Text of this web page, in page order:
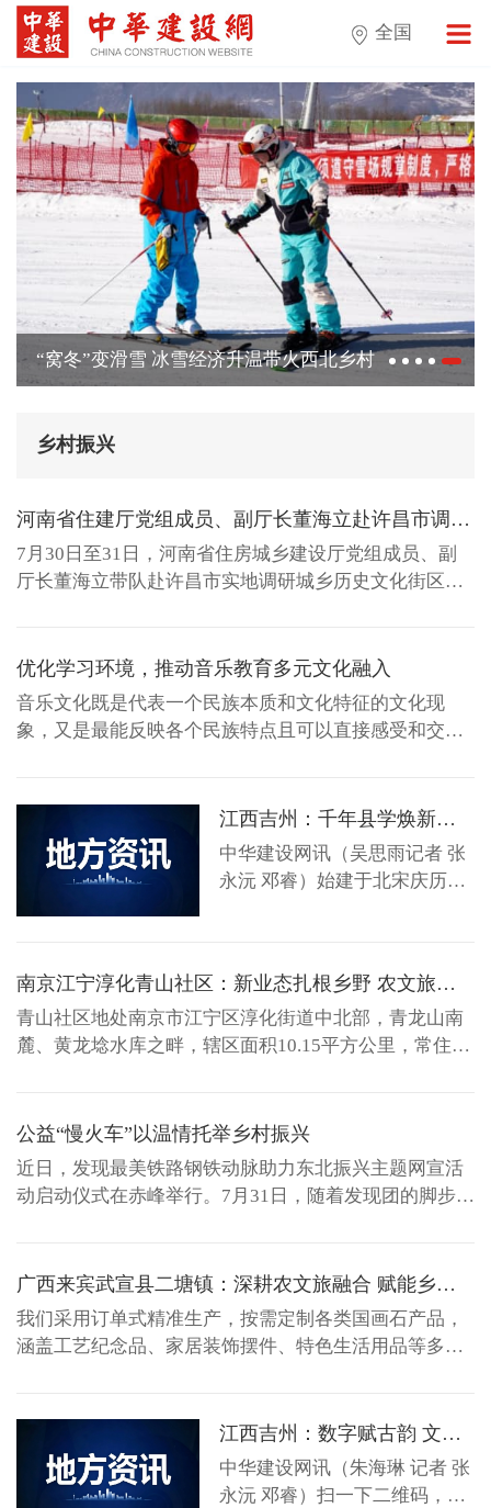
全国
“窝冬”变滑雪 冰雪经济升温带火西北乡村
乡村振兴
河南省住建厅党组成员、副厅长董海立赴许昌市调研历史文化保护传承工作
7月30日至31日，河南省住房城乡建设厅党组成员、副
厅长董海立带队赴许昌市实地调研城乡历史文化街区、
调，要提高政治站位，深入学习贯彻习近平总书记在河
南考察时的重要讲话精神和关于历史文化保护传承的重
要指示批示精神，...
优化学习环境，推动音乐教育多元文化融入
音乐文化既是代表一个民族本质和文化特征的文化现
象，又是最能反映各个民族特点且可以直接感受和交流
景下，高校音乐教育必须顺应时代潮流，将多元文化融
入其中，以实现音乐教育的创新发展。高校音乐教育将
多元文化融入其...
江西吉州：千年县学焕新生 织就十五分钟阅读生活圈
中华建设网讯（吴思雨记者 张
永沅 邓睿）始建于北宋庆历四
吉安市吉州区对庐陵县学完成
修缮提质，引入江西新华发行
集团专业团队市场化运营，植
试点阵地。 庐陵县学坚持每季
度开展主题...
南京江宁淳化青山社区：新业态扎根乡野 农文旅绘就新图景
青山社区地处南京市江宁区淳化街道中北部，青龙山南
麓、黄龙埝水库之畔，辖区面积10.15平方公里，常住人
线，引青年、强运营、兴业态，在山水之间蹚出了一条
乡村振兴的新路子。 青年扎根，产业有了新农人 上堰村
口，一间设...
公益“慢火车”以温情托举乡村振兴
近日，发现最美铁路钢铁动脉助力东北振兴主题网宣活
动启动仪式在赤峰举行。7月31日，随着发现团的脚步，
天，公益性慢火车已不单是交通工具，更包含着幸福路
上一个都不能少的浓浓温情。 慢火车等待老人前行这一
举动正是为民...
广西来宾武宣县二塘镇：深耕农文旅融合 赋能乡村全面振兴
我们采用订单式精准生产，按需定制各类国画石产品，
涵盖工艺纪念品、家居装饰摆件、特色生活用品等多个
物质文化遗产武宣国画石制作技艺代表性传承人、二塘
镇古雅国画石馆负责人黄晓健介绍了国画石产业发展情
况。 2026年...
江西吉州：数字赋古韵 文旅兴古村
中华建设网讯（朱海琳 记者 张
永沅 邓睿）扫一下二维码，就